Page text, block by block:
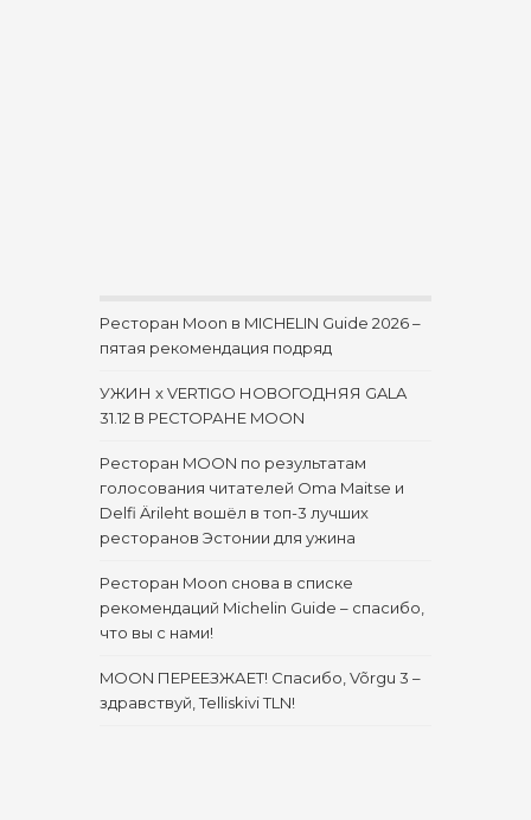
Ресторан Moon в MICHELIN Guide 2026 –
пятая рекомендация подряд
УЖИН x VERTIGO НОВОГОДНЯЯ GALA
31.12 В РЕСТОРАНЕ MOON
Ресторан MOON по результатам
голосования читателей Oma Maitse и
Delfi Ärileht вошёл в топ-3 лучших
ресторанов Эстонии для ужина
Ресторан Moon снова в списке
рекомендаций Michelin Guide – спасибо,
что вы с нами!
MOON ПЕРЕЕЗЖАЕТ! Спасибо, Võrgu 3 –
здравствуй, Telliskivi TLN!